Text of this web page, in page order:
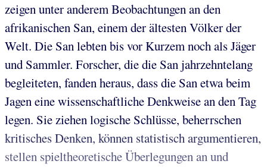
zeigen unter anderem Beobachtungen an den
afrikanischen San, einem der ältesten Völker der
Welt. Die San lebten bis vor Kurzem noch als Jäger
und Sammler. Forscher, die die San jahrzehntelang
begleiteten, fanden heraus, dass die San etwa beim
Jagen eine wissenschaftliche Denkweise an den Tag
legen. Sie ziehen logische Schlüsse, beherrschen
kritisches Denken, können statistisch argumentieren,
stellen spieltheoretische Überlegungen an und